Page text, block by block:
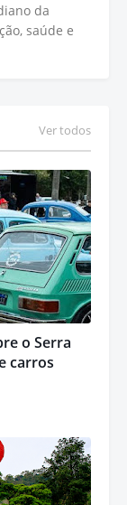
da
saúde e
Ver todos
o Serra
carros